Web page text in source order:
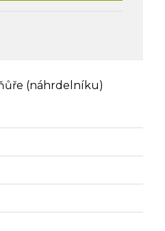
(náhrdelníku)